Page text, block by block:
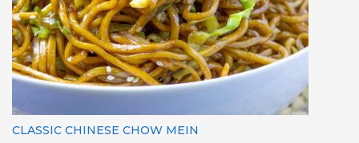
CLASSIC CHINESE CHOW MEIN